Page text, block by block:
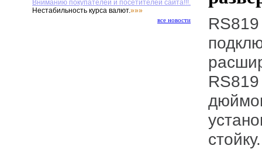
Вниманию покупателей и посетителей сайта!!!.
Нестабильность курса валют.»»»
все новости
RS819 поддерживает до 8 дисков при
стойку.